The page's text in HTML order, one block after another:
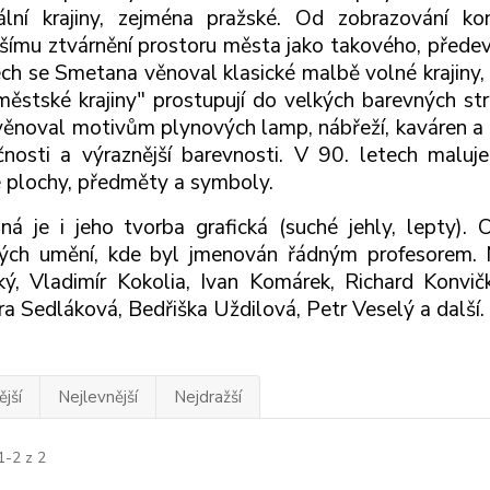
krajiny, zejména pražské. Od zobrazování
ztvárnění prostoru města jako takového,
se Smetana věnoval klasické malbě volné
krajiny" prostupují do velkých barevných
motivům plynových lamp, nábřeží, kaváren
a výraznější barevnosti. V 90. letech
plochy, předměty a symboly.
je i jeho tvorba grafická (suché jehly, lepty).
umění, kde byl jmenován řádným
Vladimír Kokolia, Ivan Komárek, Richard
Sedláková, Bedřiška Uždilová, Petr Veselý a další.
Nejlevnější Nejdražší
2 z 2